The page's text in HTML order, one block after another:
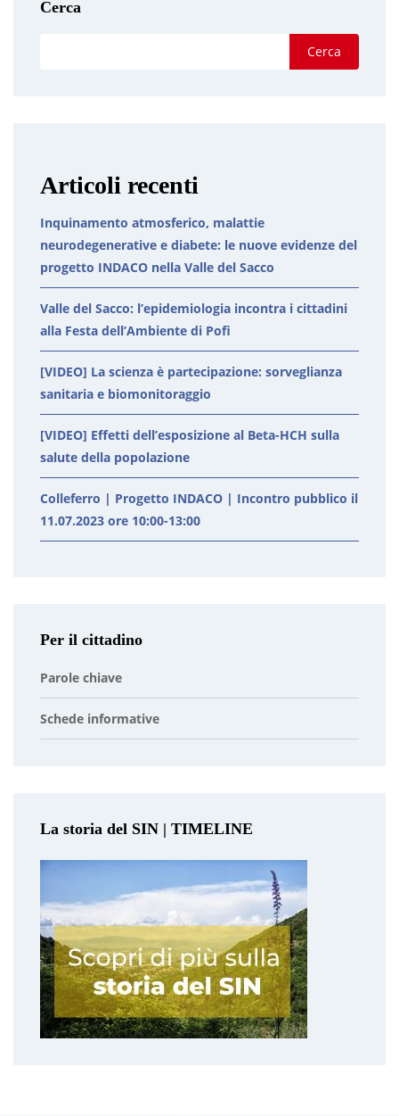
Cerca
Cerca
Articoli recenti
Inquinamento atmosferico, malattie
neurodegenerative e diabete: le nuove evidenze del
progetto INDACO nella Valle del Sacco
Valle del Sacco: l’epidemiologia incontra i cittadini
alla Festa dell’Ambiente di Pofi
[VIDEO] La scienza è partecipazione: sorveglianza
sanitaria e biomonitoraggio
[VIDEO] Effetti dell’esposizione al Beta-HCH sulla
salute della popolazione
Colleferro | Progetto INDACO | Incontro pubblico il
11.07.2023 ore 10:00-13:00
Per il cittadino
Parole chiave
Schede informative
La storia del SIN | TIMELINE